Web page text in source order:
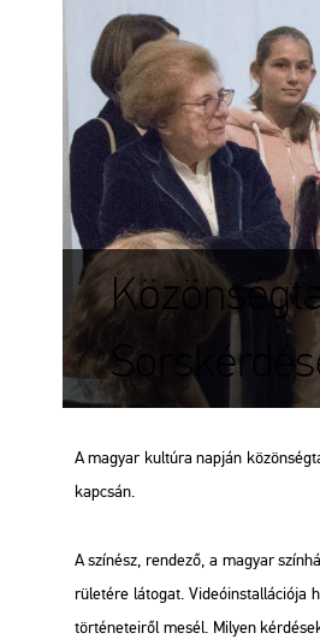
A ma­gyar kul­tú­ra nap­ján
kap­csán.
A szí­nész, ren­de­ző, a ma­gyar
rü­le­té­re lá­to­gat. Vi­de­ó­ins­tal­lá­ci­ó­ja
tör­té­ne­te­i­ről mesél. Mi­lyen